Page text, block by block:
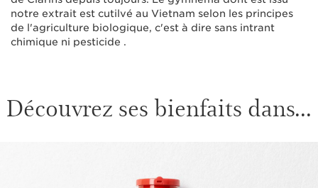
notre extrait est cutilvé au Vietnam selon les principes
de l'agriculture biologique, c'est à dire sans intrant
chimique ni pesticide .
Découvrez ses bienfaits dans...